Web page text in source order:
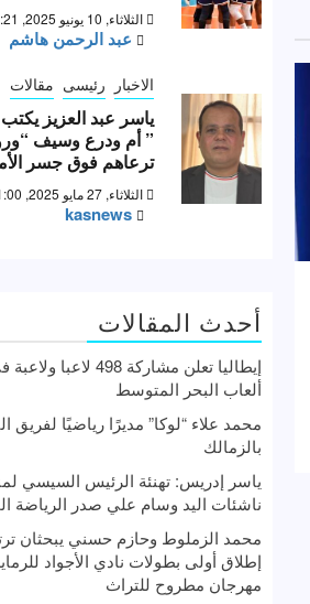
الثلاثاء, 10 يونيو 2025, 6:21 م
عبد الرحمن هاشم
الاخبار رئيسى مقالات
ياسر عبد العزيز
” أم ودرع وسيف
ترعاهم فوق جسر
الثلاثاء, 27 مايو 2025, 11:00 م
kasnews
أحدث المقالات
إيطاليا تعلن مشاركة 498
ألعاب البحر المتوسط
محمد علاء “لوكا” مديرًا رياضيًا لفريق
بالزمالك
ياسر إدريس: تهنئة الرئيس السيسي
ناشئات اليد وسام علي صدر الرياضة
محمد الزملوط وحازم حسني يبحثان
إطلاق أولى بطولات نادي الأجواد
مهرجان مطروح للتراث